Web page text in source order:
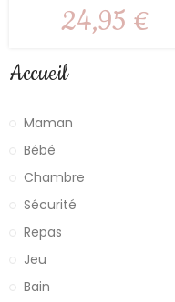
24,95 €
Accueil
Maman
Bébé
Chambre
Sécurité
Repas
Jeu
Bain